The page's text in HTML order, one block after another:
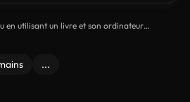
en utilisant un livre et son ordinateur
...